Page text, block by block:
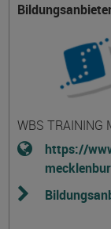
WBS
https://